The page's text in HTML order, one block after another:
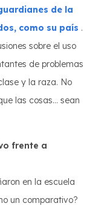
de la
como su país .
sobre el uso
de problemas
y la raza. No
las cosas... sean
frente a
en la escuela
un comparativo?